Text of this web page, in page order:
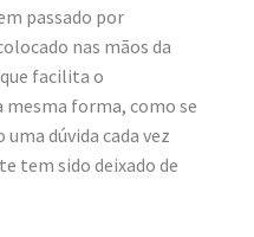
passado por
nas mãos da
facilita o
forma, como se
dúvida cada vez
tem sido deixado de